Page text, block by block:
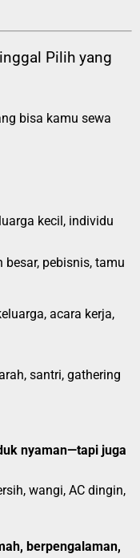
Pilih yang
bisa kamu sewa
kecil, individu
besar, pebisnis, tamu
acara kerja,
santri, gathering
nyaman—tapi juga
wangi, AC dingin,
berpengalaman,